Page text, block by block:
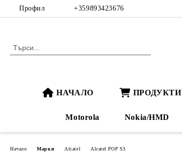
Профил +359893423676
НАЧАЛО ПРОДУКТИ
Motorola Nokia/HMD
Начало Марки Alcatel Alcatel POP S3